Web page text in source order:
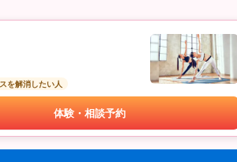
を解消したい人
体験・相談予約